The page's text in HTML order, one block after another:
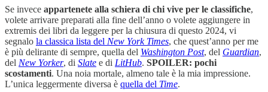
Se invece appartenete alla schiera di chi vive per le classifiche,
volete arrivare preparati alla fine dell’anno o volete aggiungere in
extremis dei libri da leggere per la chiusura di questo 2024, vi
segnalo la classica lista del New York Times, che quest’anno per me
è più delirante di sempre, quella del Washington Post, del Guardian,
del New Yorker, di Slate e di LitHub. SPOILER: pochi
scostamenti. Una noia mortale, almeno tale è la mia impressione.
L’unica leggermente diversa è quella del Time.